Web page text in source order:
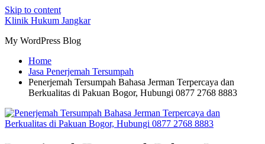
Skip to content
Klinik Hukum Jangkar
My WordPress Blog
Home
Jasa Penerjemah Tersumpah
Penerjemah Tersumpah Bahasa Jerman Terpercaya dan
Berkualitas di Pakuan Bogor, Hubungi 0877 2768 8883